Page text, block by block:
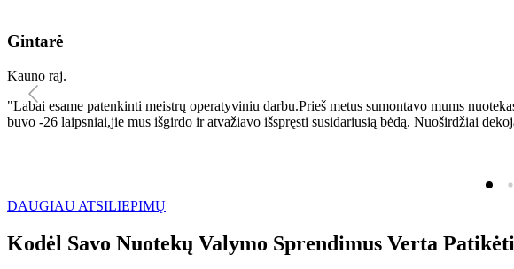
Gintarė
Kauno raj.
"Labai esame patenkinti meistrų operatyviniu darbu.Prieš metus sumontavo mums
buvo -26 laipsniai,jie mus išgirdo ir atvažiavo išspręsti susidariusią bėdą. Nuoširdžiai
DAUGIAU ATSILIEPIMŲ
Kodėl Savo Nuotekų Valymo Sprendimus Verta